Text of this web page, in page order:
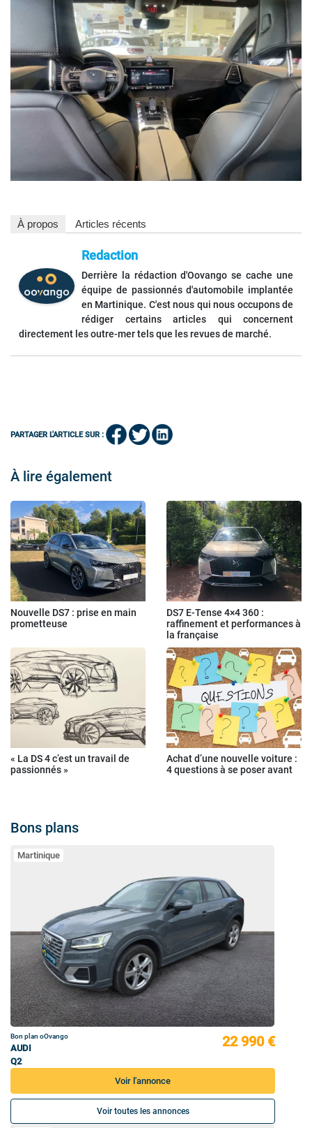
À propos Articles récents
Redaction
Derrière la rédaction d'Oovango se cache une
équipe de passionnés d'automobile implantée
en Martinique. C'est nous qui nous occupons de
rédiger certains articles qui concernent
directement les outre-mer tels que les revues de marché.
PARTAGER L'ARTICLE SUR :
À lire également
Nouvelle DS7 : prise en main
prometteuse
DS7 E-Tense 4×4 360 :
raffinement et performances à
la française
« La DS 4 c’est un travail de
passionnés »
Achat d’une nouvelle voiture :
4 questions à se poser avant
Bons plans
Martinique
Bon plan oOvango
AUDI
Q2
22 990 €
Voir l'annonce
Voir toutes les annonces